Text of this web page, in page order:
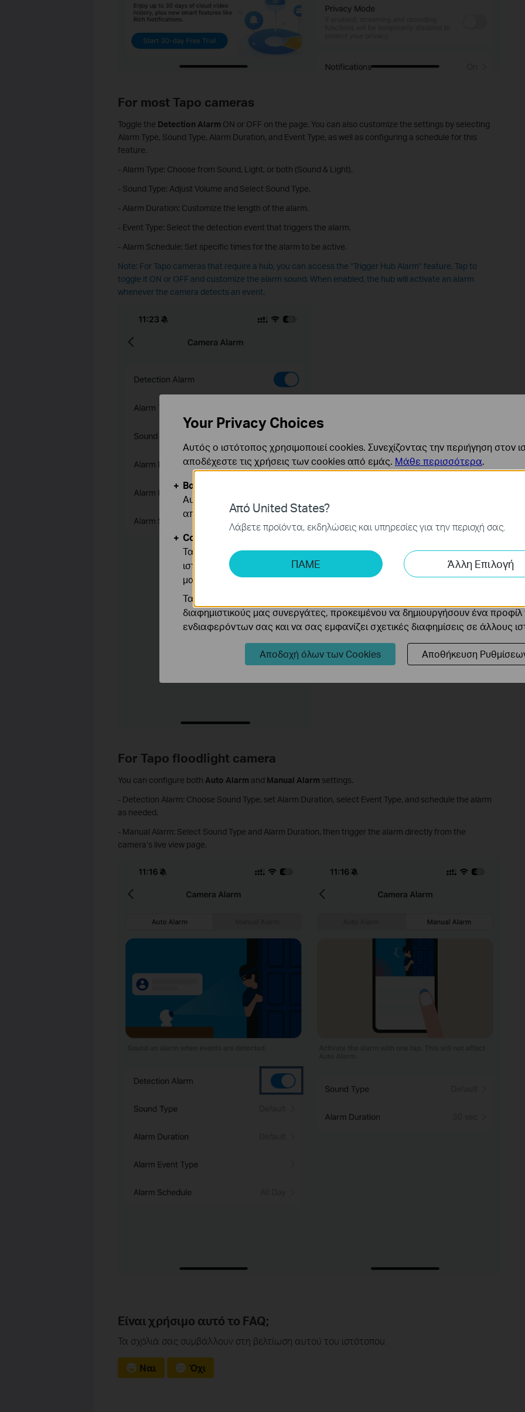
For most Tapo cameras
Toggle the Detection Alarm ON or OFF on the page. You can also customize the settings by selecting
Alarm Type, Sound Type, Alarm Duration, and Event Type, as well as configuring a schedule for this
feature.
- Alarm Type: Choose from Sound, Light, or both (Sound & Light).
- Sound Type: Adjust Volume and Select Sound Type.
- Alarm Duration: Customize the length of the alarm.
- Event Type: Select the detection event that triggers the alarm.
- Alarm Schedule: Set specific times for the alarm to be active.
Note: For Tapo cameras that require a hub, you can access the “Trigger Hub Alarm” feature. Tap to
toggle it ON or OFF and customize the alarm sound. When enabled, the hub will activate an alarm
whenever the camera detects an event.
For Tapo floodlight camera
You can configure both Auto Alarm and Manual Alarm settings.
- Detection Alarm: Choose Sound Type, set Alarm Duration, select Event Type, and schedule the alarm
as needed.
- Manual Alarm: Select Sound Type and Alarm Duration, then trigger the alarm directly from the
camera’s live view page.
Είναι χρήσιμο αυτό το FAQ;
Τα σχόλιά σας συμβάλλουν στη βελτίωση αυτού του ιστότοπου.
Ναι Όχι
Από United States?
Λάβετε προϊόντα, εκδηλώσεις και υπηρεσίες για την περιοχή σας.
ΠΑΜΕ Άλλη Επιλογή
Your Privacy Choices
Αυτός ο ιστότοπος χρησιμοποιεί cookies. Συνεχίζοντας την περιήγηση στον
αποδέχεστε τις χρήσεις των cookies από εμάς. Μάθε περισσότερα.
Βασικά Cookies
Αυτά τα cookie είναι απαραίτητα για τη λειτουργία του ιστότοπου και δεν
απενεργοποιηθούν στα συστήματά σας.
Cookies Ανάλυσης και Μάρκετινγκ
Τα cookie ανάλυσης μας δίνουν τη δυνατότητα να αναλύσουμε τις
ιστότοπό μας για να βελτιώσουμε και να προσαρμόσουμε τη λειτουργικότητα
μας.
Τα διαφημιστικά cookie μπορούν να ρυθμιστούν μέσω του ιστότοπού μας από
διαφημιστικούς μας συνεργάτες, προκειμένου να δημιουργήσουν ένα
ενδιαφερόντων σας και να σας εμφανίζει σχετικές διαφημίσεις σε άλλους
Αποδοχή όλων των Cookies Αποθήκευση